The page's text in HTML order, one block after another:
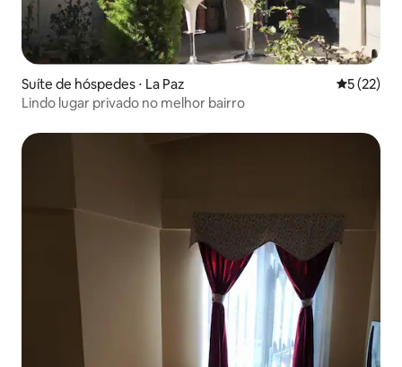
Suíte de hóspedes ⋅ La Paz 5 de uma
5 (22)
Lindo lugar privado no melhor bairro